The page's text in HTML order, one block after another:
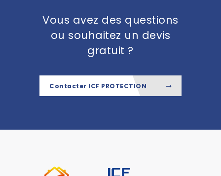
Vous avez des questions
ou souhaitez un devis
gratuit ?
Contacter ICF PROTECTION